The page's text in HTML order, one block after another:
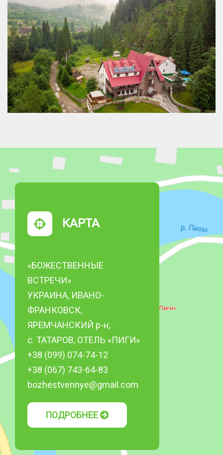
КАРТА
«БОЖЕСТВЕННЫЕ
ВСТРЕЧИ»
УКРАИНА, ИВАНО-
ФРАНКОВСК,
ЯРЕМЧАНСКИЙ р-н,
с. ТАТАРОВ, ОТЕЛЬ «ПИГИ»
+38 (099) 074-74-12
+38 (067) 743-64-83
bozhestvennye@gmail.com
ПОДРОБНЕЕ